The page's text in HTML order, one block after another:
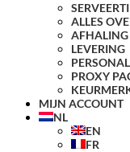
ALLES
AFHALING
LEVERING
PROXY
MIJN ACCOUNT
NL
EN
FR